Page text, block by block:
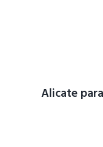
Alicate